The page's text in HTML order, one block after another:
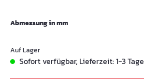
Abmessung in mm
Auf Lager
Sofort verfügbar, Lieferzeit: 1-3 Tage